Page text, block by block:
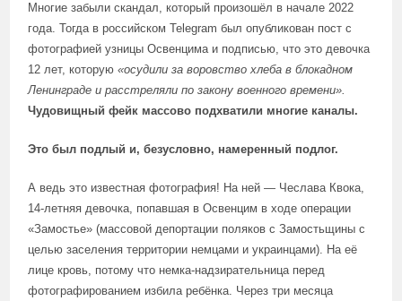
Многие забыли скандал, который произошёл в начале 2022
года. Тогда в российском Telegram был опубликован пост с
фотографией узницы Освенцима и подписью, что это девочка
12 лет, которую«осудили за воровство хлеба в блокадном
Ленинграде и расстреляли по закону военного времени».
Чудовищный фейк массово подхватили многие каналы.
Это был подлый и, безусловно, намеренный подлог.
А ведь это известная фотография! На ней — Чеслава Квока,
14-летняя девочка, попавшая в Освенцим в ходе операции
«Замостье» (массовой депортации поляков с Замостьщины с
целью заселения территории немцами и украинцами). На её
лице кровь, потому что немка-надзирательница перед
фотографированием избила ребёнка. Через три месяца